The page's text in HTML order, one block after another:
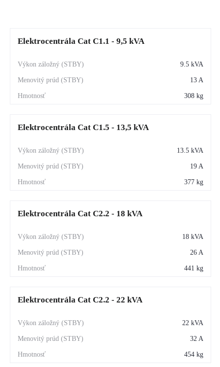
Elektrocentrála Cat C1.1 - 9,5 kVA
9.5 kVA
13 A
308 kg
Elektrocentrála Cat C1.5 - 13,5 kVA
13.5 kVA
19 A
377 kg
Elektrocentrála Cat C2.2 - 18 kVA
18 kVA
26 A
441 kg
Elektrocentrála Cat C2.2 - 22 kVA
22 kVA
32 A
454 kg